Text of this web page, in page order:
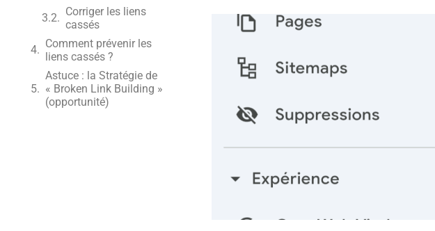
Corriger les liens
cassés
Comment prévenir les
liens cassés ?
Astuce : la Stratégie de
« Broken Link Building »
(opportunité)